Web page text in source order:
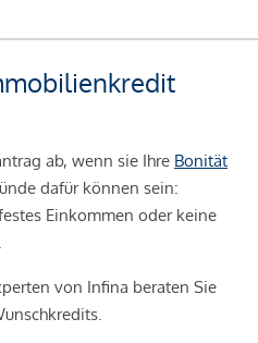
ab, wenn sie Ihre Bonität
dafür können sein:
Einkommen oder keine
von Infina beraten Sie